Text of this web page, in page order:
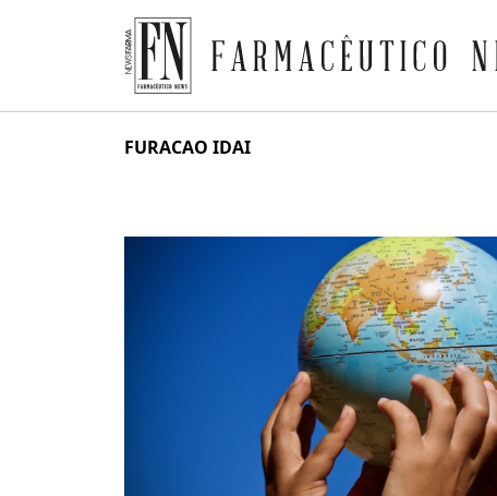
Farmacêutico News
FURACAO IDAI